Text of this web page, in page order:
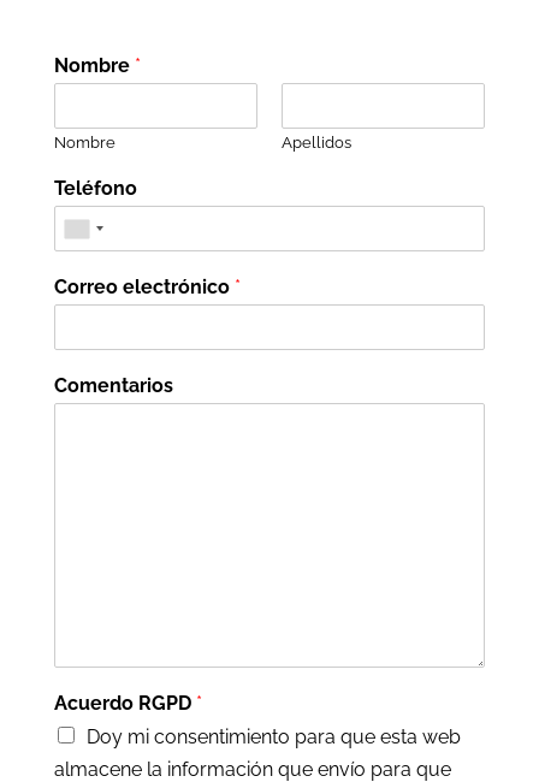
Nombre *
Nombre Apellidos
Teléfono
Correo electrónico *
Comentarios
Acuerdo RGPD *
Doy mi consentimiento para que esta web
almacene la información que envío para que